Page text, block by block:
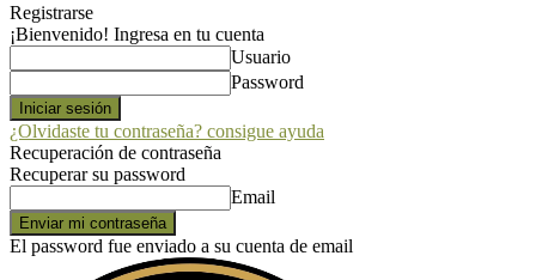
Registrarse
¡Bienvenido! Ingresa en tu cuenta
Usuario
Password
¿Olvidaste tu contraseña? consigue ayuda
Recuperación de contraseña
Recuperar su password
Email
El password fue enviado a su cuenta de email